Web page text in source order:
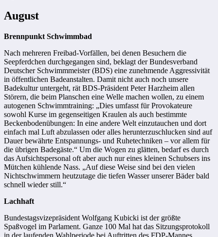
August
Brennpunkt Schwimmbad
Nach mehreren Freibad-Vorfällen, bei denen Besuchern die
Seepferdchen durchgegangen sind, beklagt der Bundesverband
Deutscher Schwimmmeister (BDS) eine zunehmende Aggressivität
in öffentlichen Badeanstalten. Damit nicht auch noch unsere
Badekultur untergeht, rät BDS-Präsident Peter Harzheim allen
Störern, die beim Planschen eine Welle machen wollen, zu einem
autogenen Schwimmtraining: „Dies umfasst für Provokateure
sowohl Kurse im gegenseitigen Kraulen als auch bestimmte
Beckenbodenübungen: In eine andere Welt einzutauchen und dort
einfach mal Luft abzulassen oder alles herunterzuschlucken sind auf
Dauer bewährte Entspannungs- und Ruhetechniken – vor allem für
die übrigen Badegäste.“ Um die Wogen zu glätten, bedarf es durch
das Aufsichtspersonal oft aber auch nur eines kleinen Schubsers ins
Mütchen kühlende Nass. „Auf diese Weise sind bei den vielen
Nichtschwimmern heutzutage die tiefen Wasser unserer Bäder bald
schnell wieder still.“
Lachhaft
Bundestagsvizepräsident Wolfgang Kubicki ist der größte
Spaßvogel im Parlament. Ganze 100 Mal hat das Sitzungsprotokoll